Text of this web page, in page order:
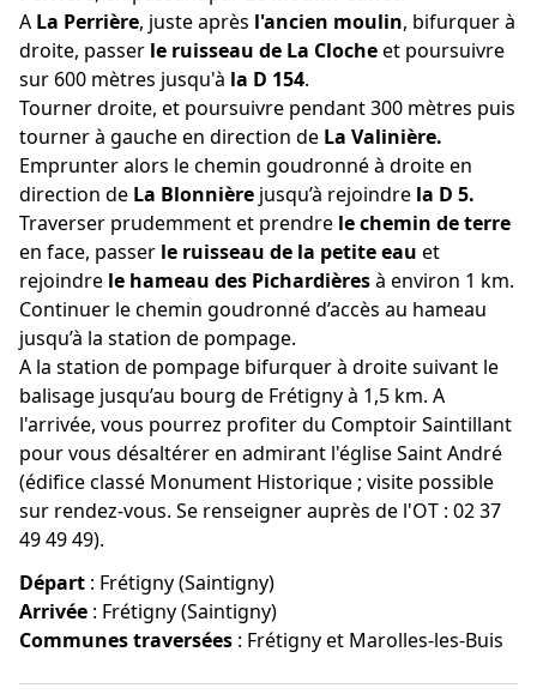
A La Perrière, juste après l'ancien moulin, bifurquer à
droite, passer le ruisseau de La Clocheet poursuivre
sur 600 mètres jusqu'à la D 154.
Tourner droite, et poursuivre pendant 300 mètres puis
tourner à gauche en direction de La Valinière.
Emprunter alors le chemin goudronné à droite en
direction de La Blonnière jusqu’à rejoindre la D 5.
Traverser prudemment et prendre le chemin de terre
en face, passer le ruisseau de la petite eau et
rejoindre le hameau des Pichardièresà environ 1 km.
Continuer le chemin goudronné d’accès au hameau
jusqu’à la station de pompage.
A la station de pompage bifurquer à droite suivant le
balisage jusqu’au bourg de Frétigny à 1,5 km. A
l'arrivée, vous pourrez profiter du Comptoir Saintillant
pour vous désaltérer en admirant l'église Saint André
(édifice classé Monument Historique ; visite possible
sur rendez-vous. Se renseigner auprès de l'OT : 02 37
49 49 49).
Départ : Frétigny (Saintigny)
Arrivée : Frétigny (Saintigny)
Communes traversées : Frétigny et Marolles-les-Buis